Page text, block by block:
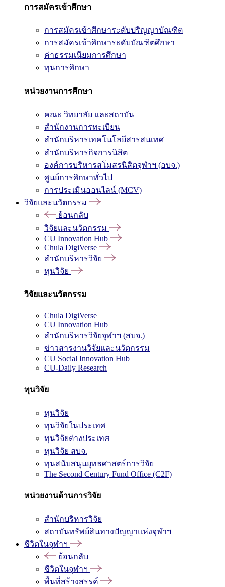
การสมัครเข้าศึกษา
การสมัครเข้าศึกษาระดับปริญญาบัณฑิต
การสมัครเข้าศึกษาระดับบัณฑิตศึกษา
ค่าธรรมเนียมการศึกษา
ทุนการศึกษา
หน่วยงานการศึกษา
คณะ วิทยาลัย และสถาบัน
สำนักงานการทะเบียน
สำนักบริหารเทคโนโลยีสารสนเทศ
สำนักบริหารกิจการนิสิต
องค์การบริหารสโมสรนิสิตจุฬาฯ (อบจ.)
ศูนย์การศึกษาทั่วไป
การประเมินออนไลน์ (MCV)
วิจัยและนวัตกรรม
ย้อนกลับ
วิจัยและนวัตกรรม
CU Innovation Hub
Chula DigiVerse
สำนักบริหารวิจัย
ทุนวิจัย
วิจัยและนวัตกรรม
Chula DigiVerse
CU Innovation Hub
สำนักบริหารวิจัยจุฬาฯ (สบจ.)
ข่าวสารงานวิจัยและนวัตกรรม
CU Social Innovation Hub
CU-Daily Research
ทุนวิจัย
ทุนวิจัย
ทุนวิจัยในประเทศ
ทุนวิจัยต่างประเทศ
ทุนวิจัย สบจ.
ทุนสนับสนุนยุทธศาสตร์การวิจัย
The Second Century Fund Office (C2F)
หน่วยงานด้านการวิจัย
สำนักบริหารวิจัย
สถาบันทรัพย์สินทางปัญญาแห่งจุฬาฯ
ชีวิตในจุฬาฯ
ย้อนกลับ
ชีวิตในจุฬาฯ
พื้นที่สร้างสรรค์